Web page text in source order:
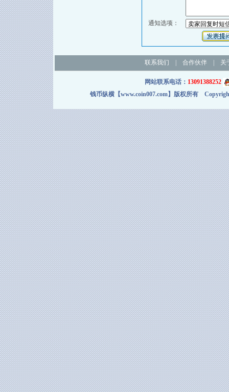
通知选项：
联系我们 合作伙伴| 关
网站联系电话： 13091388252
钱币纵横【www.coin007.com】版权所有